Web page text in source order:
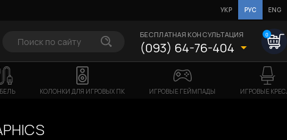
УКР РУС ENG
БЕСПЛАТНАЯ КОНСУЛЬТАЦИЯ
(093) 64-76-404
0
КОЛОНКИ ДЛЯ ИГРОВЫХ ПК ИГРОВЫЕ ГЕЙМПАДЫ ИГРОВЫЕ